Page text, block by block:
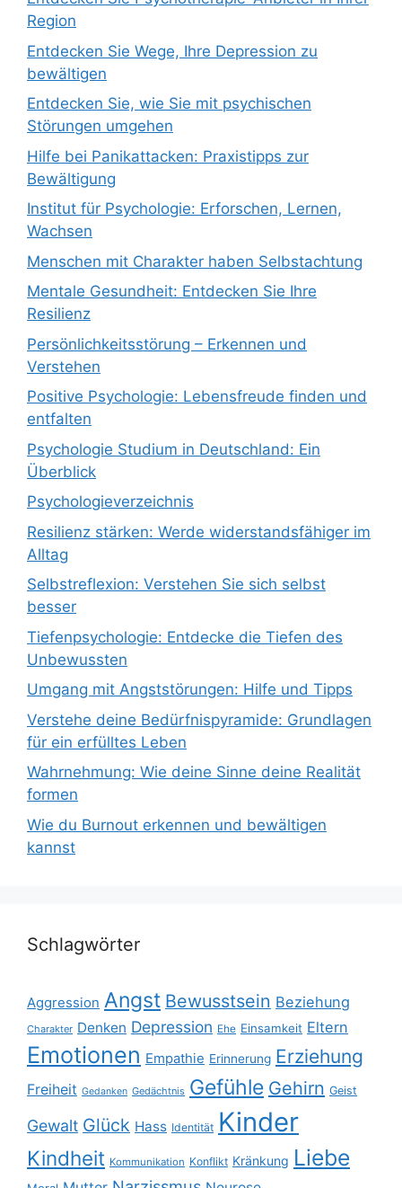
Region
Entdecken Sie Wege, Ihre Depression zu
bewältigen
Entdecken Sie, wie Sie mit psychischen
Störungen umgehen
Hilfe bei Panikattacken: Praxistipps zur
Bewältigung
Institut für Psychologie: Erforschen, Lernen,
Wachsen
Menschen mit Charakter haben Selbstachtung
Mentale Gesundheit: Entdecken Sie Ihre
Resilienz
Persönlichkeitsstörung – Erkennen und
Verstehen
Positive Psychologie: Lebensfreude finden und
entfalten
Psychologie Studium in Deutschland: Ein
Überblick
Psychologieverzeichnis
Resilienz stärken: Werde widerstandsfähiger im
Alltag
Selbstreflexion: Verstehen Sie sich selbst
besser
Tiefenpsychologie: Entdecke die Tiefen des
Unbewussten
Umgang mit Angststörungen: Hilfe und Tipps
Verstehe deine Bedürfnispyramide: Grundlagen
für ein erfülltes Leben
Wahrnehmung: Wie deine Sinne deine Realität
formen
Wie du Burnout erkennen und bewältigen
kannst
Schlagwörter
Aggression Angst Bewusstsein Beziehung
Charakter Denken Depression Ehe Einsamkeit Eltern
Emotionen Empathie Erinnerung Erziehung
Freiheit Gedanken Gedächtnis Gefühle Gehirn Geist
Gewalt Glück Hass Identität Kinder
Kindheit Kommunikation Konflikt Kränkung Liebe